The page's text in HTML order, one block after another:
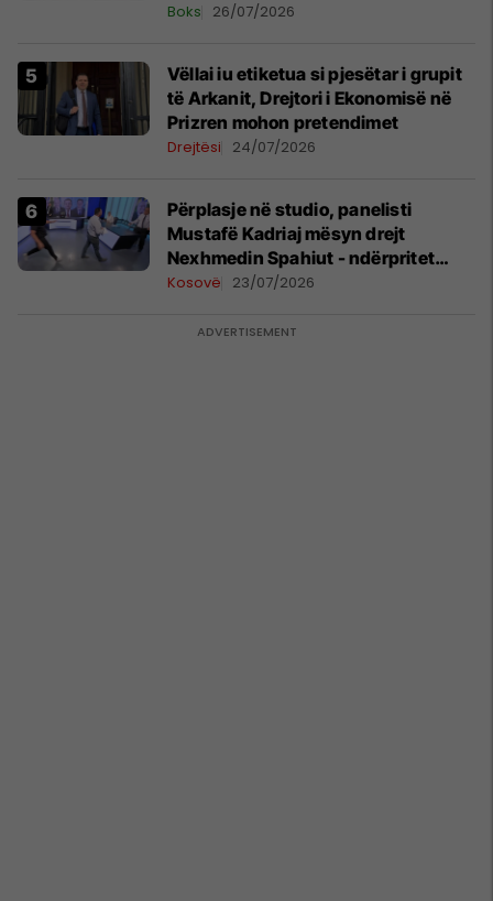
Boks 26/07/2026
Vëllai iu etiketua si pjesëtar i grupit
të Arkanit, Drejtori i Ekonomisë në
Prizren mohon pretendimet
Drejtësi 24/07/2026
Përplasje në studio, panelisti
Mustafë Kadriaj mësyn drejt
Nexhmedin Spahiut - ndërpritet
transmetimi
Kosovë 23/07/2026